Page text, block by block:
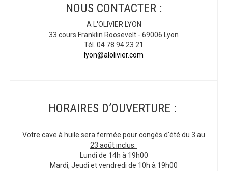
NOUS CONTACTER :
A L'OLIVIER LYON
33 cours Franklin Roosevelt - 69006 Lyon
Tél. 04 78 94 23 21
lyon@alolivier.com
HORAIRES D’OUVERTURE :
Votre cave à huile sera fermée pour congés d'été du 3 au
23 août inclus.
Lundi de 14h à 19h00
Mardi, Jeudi et vendredi de 10h à 19h00